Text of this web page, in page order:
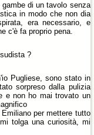
gambe di un tavolo senza
in modo che non dia
era necessario, e
c'è fa proprio pena.
?
Pugliese, sono stato in
sorpreso dalla pulizia
e non ho mai trovato un
per mettere tutto
tolga una curiosità, mi